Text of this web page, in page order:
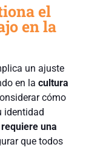
el
en la
un ajuste
en la cultura
cómo
identidad
una
que todos